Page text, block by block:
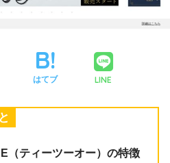
はてブ LINE
（ティーツーオー）の特徴